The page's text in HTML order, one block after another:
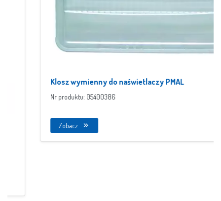
Klosz wymienny do naświetlaczy PMAL
Nr produktu: 05400386